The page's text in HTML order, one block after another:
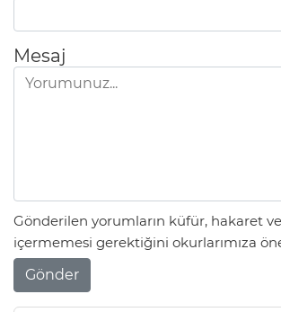
Mesaj
Gönderilen yorumların küfür, hakaret
içermemesi gerektiğini okurlarımıza
Gönder